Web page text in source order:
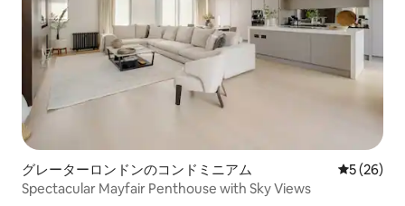
グレーターロンドンのコンドミニアム レビュー
5 (26)
Spectacular Mayfair Penthouse with Sky Views